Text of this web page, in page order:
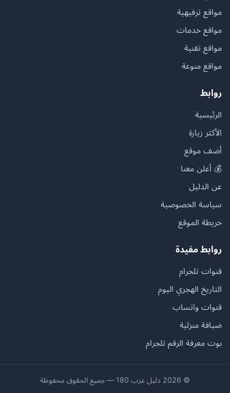
مواقع ترفيهية
مواقع خدمات
مواقع تقنية
مواقع منوعة
روابط
الرئيسية
الأكثر زيارة
أضف موقع
💰 أعلن معنا
عن الدليل
سياسة الخصوصية
خريطة الموقع
روابط مفيدة
قنوات تلجرام
التاريخ الهجري اليوم
قنوات واتساب
ضيافة منزلية
بوت معرفة الرقم تلجرام
© 2026 دليل عرب 180 — جميع الحقوق محفوظة